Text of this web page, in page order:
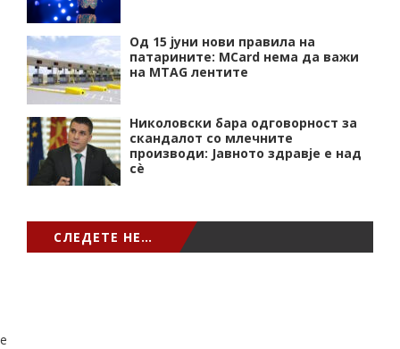
Од 15 јуни нови правила на
патарините: MCard нема да важи
на MTAG лентите
Николовски бара одговорност за
скандалот со млечните
производи: Јавното здравје е над
сѐ
СЛЕДЕТЕ НЕ…
e